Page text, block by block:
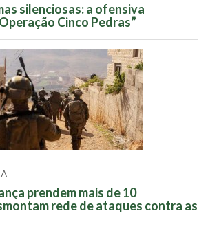
silenciosas: a ofensiva
Cinco Pedras”
prendem mais de 10
rede de ataques contra as